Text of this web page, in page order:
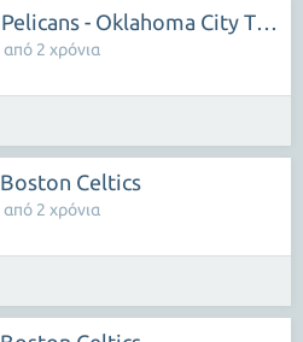
New Orleans Pelicans - Oklahoma City Thunder
2 χρόνια
Celtics
2 χρόνια